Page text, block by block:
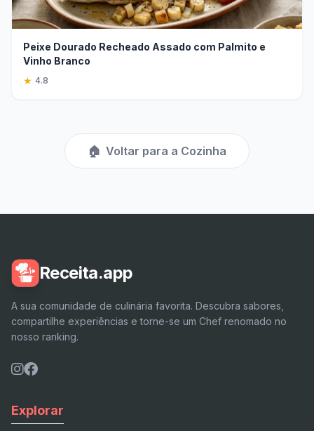
Peixe Dourado Recheado Assado com Palmito e
Vinho Branco
★ 4.8
🏠 Voltar para a Cozinha
Receita.app
A sua comunidade de culinária favorita. Descubra sabores,
compartilhe experiências e torne-se um Chef renomado no
nosso ranking.
Explorar